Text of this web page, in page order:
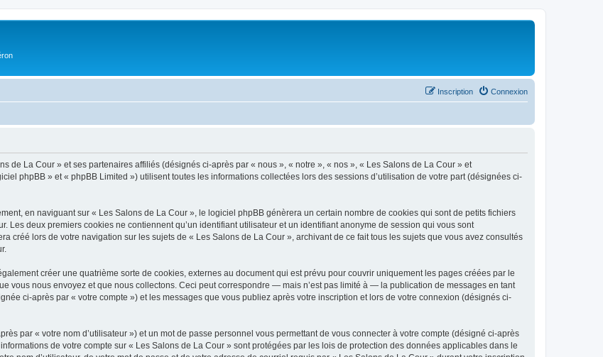
Connexion
Inscription
de La Cour » et ses partenaires affiliés (désignés ci-après par « nous », « notre », « nos », « Les Salons de La Cour » et
phpBB » et « phpBB Limited ») utilisent toutes les informations collectées lors des sessions d’utilisation de votre part (désignées ci-
en naviguant sur « Les Salons de La Cour », le logiciel phpBB génèrera un certain nombre de cookies qui sont de petits fichiers
Les deux premiers cookies ne contiennent qu’un identifiant utilisateur et un identifiant anonyme de session qui vous sont
créé lors de votre navigation sur les sujets de « Les Salons de La Cour », archivant de ce fait tous les sujets que vous avez consultés
créer une quatrième sorte de cookies, externes au document qui est prévu pour couvrir uniquement les pages créées par le
vous nous envoyez et que nous collectons. Ceci peut correspondre — mais n’est pas limité à — la publication de messages en tant
ci-après par « votre compte ») et les messages que vous publiez après votre inscription et lors de votre connexion (désignés ci-
par « votre nom d’utilisateur ») et un mot de passe personnel vous permettant de vous connecter à votre compte (désigné ci-après
de votre compte sur « Les Salons de La Cour » sont protégées par les lois de protection des données applicables dans le